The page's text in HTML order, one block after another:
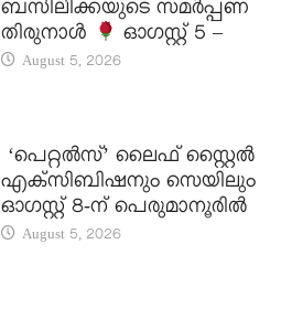
ബസിലിക്കയുടെ സമർപ്പണ
തിരുനാൾ
ഓഗസ്റ്റ് 5 –
August 5, 2026
‘പെറ്റൽസ്’ ലൈഫ് സ്റ്റൈൽ
എക്സിബിഷനും സെയിലും
ഓഗസ്റ്റ് 8-ന് പെരുമാനൂരിൽ
August 5, 2026